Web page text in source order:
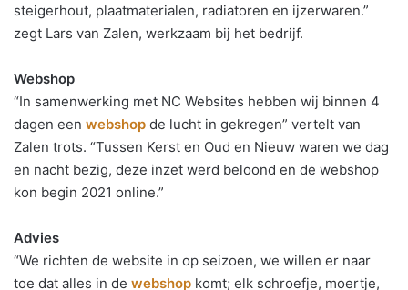
steigerhout, plaatmaterialen, radiatoren en ijzerwaren.”
zegt Lars van Zalen, werkzaam bij het bedrijf.
Webshop
“In samenwerking met NC Websites hebben wij binnen 4
dagen een webshop de lucht in gekregen” vertelt van
Zalen trots. “Tussen Kerst en Oud en Nieuw waren we dag
en nacht bezig, deze inzet werd beloond en de webshop
kon begin 2021 online.”
Advies
“We richten de website in op seizoen, we willen er naar
toe dat alles in de webshop komt; elk schroefje, moertje,